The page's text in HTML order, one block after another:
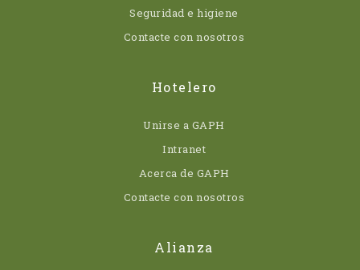
Seguridad e higiene
Contacte con nosotros
Hotelero
Unirse a GAPH
Intranet
Acerca de GAPH
Contacte con nosotros
Alianza